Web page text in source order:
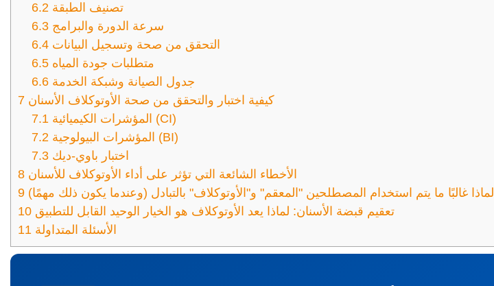
6.2 تصنيف الطبقة
6.3 سرعة الدورة والبرامج
6.4 التحقق من صحة وتسجيل البيانات
6.5 متطلبات جودة المياه
6.6 جدول الصيانة وشبكة الخدمة
7 كيفية اختبار والتحقق من صحة الأوتوكلاف الأسنان
7.1
المؤشرات الكيميائية (CI)
7.2
المؤشرات البيولوجية (BI)
7.3 اختبار باوي-ديك
8 الأخطاء الشائعة التي تؤثر على أداء الأوتوكلاف للأسنان
9 لماذا غالبًا ما يتم استخدام المصطلحين "المعقم" و"الأوتوكلاف" بالتبادل (وعندما يكون ذلك مهمًا)
10 تعقيم قبضة الأسنان: لماذا يعد الأوتوكلاف هو الخيار الوحيد القابل للتطبيق
11 الأسئلة المتداولة